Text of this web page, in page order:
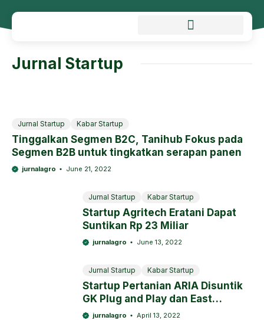
Jurnal Startup
Jurnal Startup Kabar Startup
Tinggalkan Segmen B2C, Tanihub Fokus pada
Segmen B2B untuk tingkatkan serapan panen
jurnalagro June 21, 2022
Jurnal Startup Kabar Startup
Startup Agritech Eratani Dapat
Suntikan Rp 23 Miliar
jurnalagro June 13, 2022
Jurnal Startup Kabar Startup
Startup Pertanian ARIA Disuntik
GK Plug and Play dan East
Venture
jurnalagro April 13, 2022